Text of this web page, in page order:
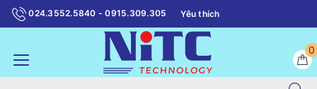
024.3552.5840 - 0915.309.305 Yêu thích
0